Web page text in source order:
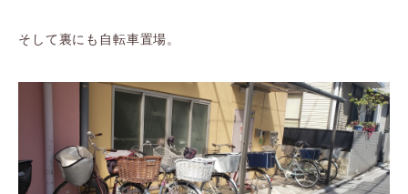
そして裏にも自転車置場。